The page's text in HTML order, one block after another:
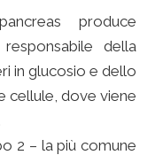
produce
della
in glucosio e dello
cellule, dove viene
2 – la più comune